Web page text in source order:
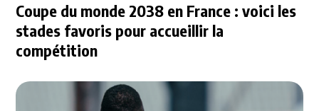
Coupe du monde 2038 en France : voici les
stades favoris pour accueillir la
compétition